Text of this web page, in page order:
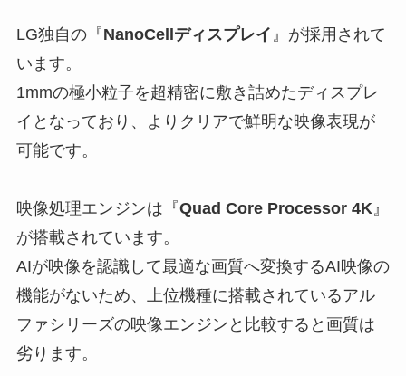
LG独自の『NanoCellディスプレイ 』が採用されて
います。
1mmの極小粒子を超精密に敷き詰めたディスプレ
イとなっており、よりクリアで鮮明な映像表現が
可能です。
映像処理エンジンは『Quad Core Processor 4K』
が搭載されています。
AIが映像を認識して最適な画質へ変換するAI映像の
機能がないため、上位機種に搭載されているアル
ファシリーズの映像エンジンと比較すると画質は
劣ります。